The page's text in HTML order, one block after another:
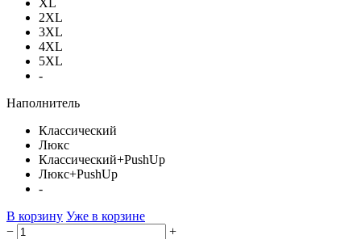
2XL
3XL
4XL
5XL
-
Наполнитель
Классический
Люкс
Классический+PushUp
Люкс+PushUp
-
В корзину Уже в корзине
−
+